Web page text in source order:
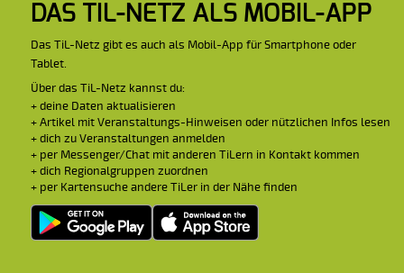
DAS TIL-NETZ ALS MOBIL-APP
Das TiL-Netz gibt es auch als Mobil-App für Smartphone oder
Tablet.
Über das TiL-Netz kannst du:
+ deine Daten aktualisieren
+ Artikel mit Veranstaltungs-Hinweisen oder nützlichen Infos lesen
+ dich zu Veranstaltungen anmelden
+ per Messenger/Chat mit anderen TiLern in Kontakt kommen
+ dich Regionalgruppen zuordnen
+ per Kartensuche andere TiLer in der Nähe finden